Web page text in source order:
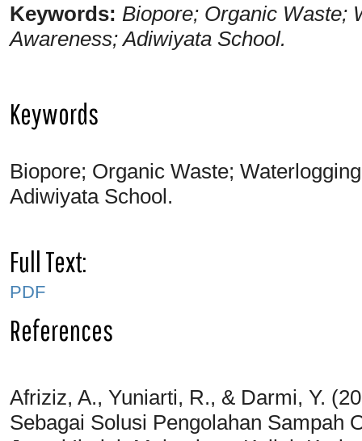
Keywords: Biopore; Organic Waste;
Awareness; Adiwiyata School.
Keywords
Biopore; Organic Waste;
Adiwiyata School.
Full Text:
PDF
References
Afriziz, A., Yuniarti, R., & Darmi, Y.
Sebagai Solusi Pengolahan Sampah